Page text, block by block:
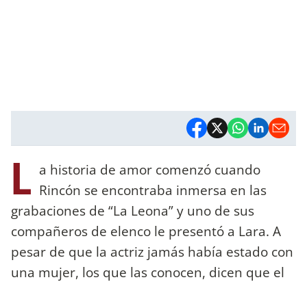
L a historia de amor comenzó cuando
Rincón se encontraba inmersa en las
grabaciones de “La Leona” y uno de sus
compañeros de elenco le presentó a Lara. A
pesar de que la actriz jamás había estado con
una mujer, los que las conocen, dicen que el